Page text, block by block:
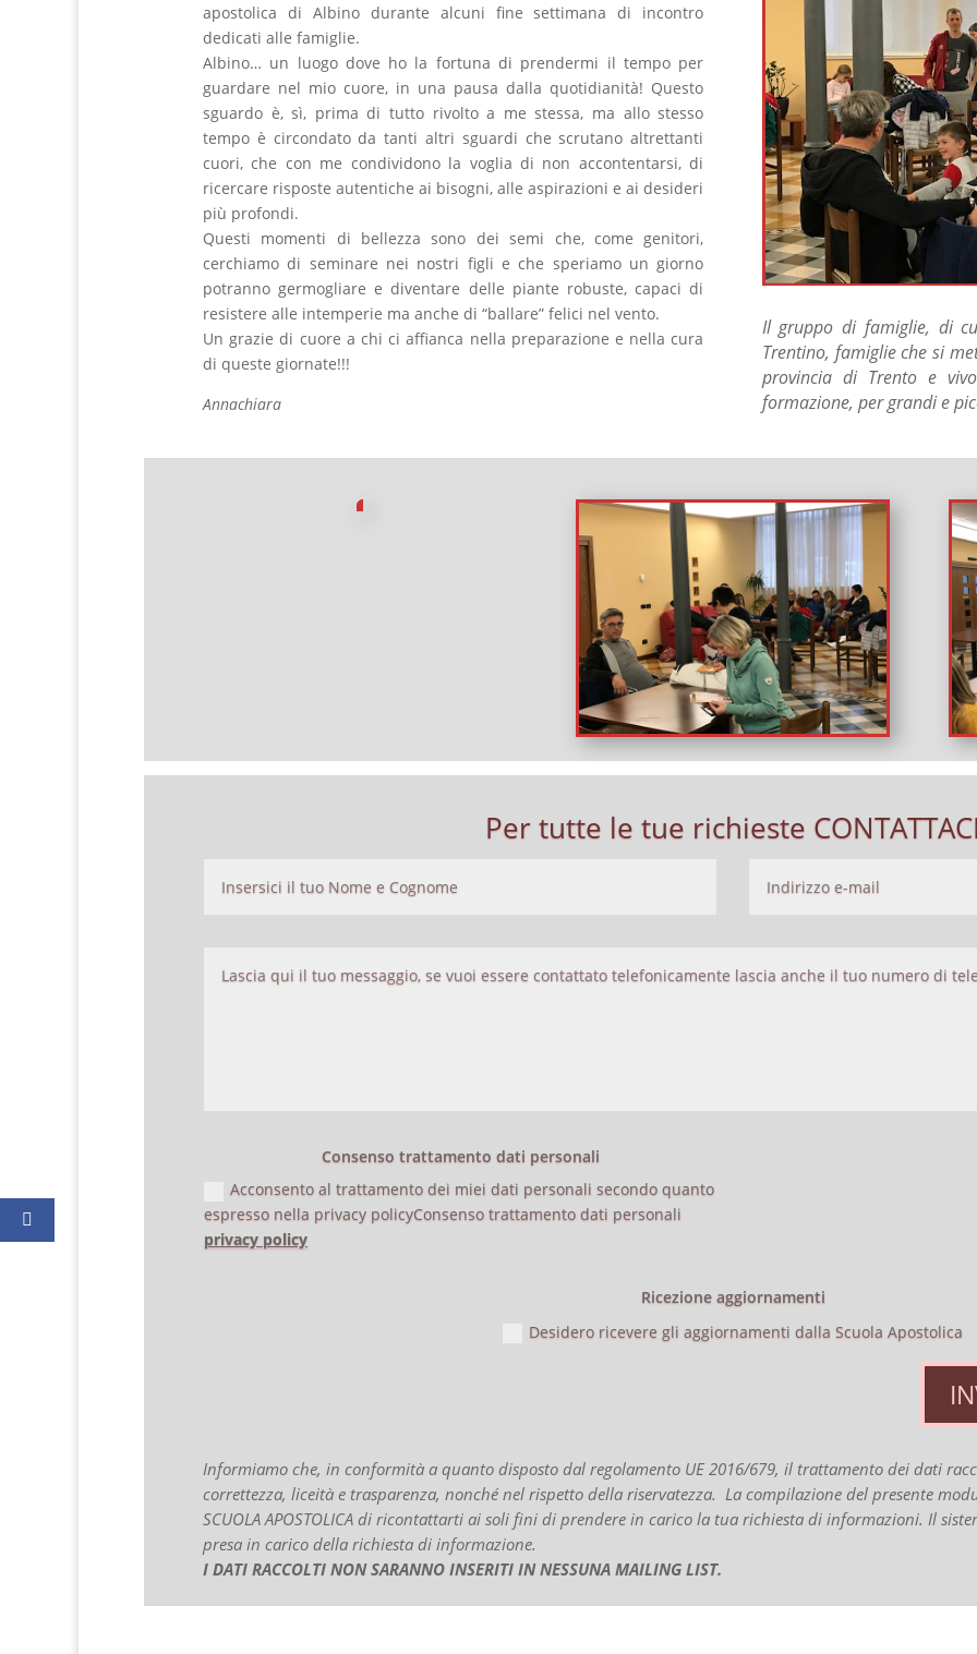
apostolica di Albino durante alcuni fine settimana di incontro
dedicati alle famiglie.
Albino… un luogo dove ho la fortuna di prendermi il tempo per
guardare nel mio cuore, in una pausa dalla quotidianità! Questo
sguardo è, sì, prima di tutto rivolto a me stessa, ma allo stesso
tempo è circondato da tanti altri sguardi che scrutano altrettanti
cuori, che con me condividono la voglia di non accontentarsi, di
ricercare risposte autentiche ai bisogni, alle aspirazioni e ai desideri
più profondi.
Questi momenti di bellezza sono dei semi che, come genitori,
cerchiamo di seminare nei nostri figli e che speriamo un giorno
potranno germogliare e diventare delle piante robuste, capaci di
resistere alle intemperie ma anche di “ballare” felici nel vento.
Un grazie di cuore a chi ci affianca nella preparazione e nella cura
di queste giornate!!!
Annachiara
Il gruppo di famiglie, di
Trentino, famiglie che si
provincia di Trento e
formazione, per grandi e
Per tutte le tue richieste
Consenso trattamento dati personali
Acconsento al trattamento dei miei dati personali secondo quanto
espresso nella privacy policyConsenso trattamento dati personali
privacy policy
Ricezione aggiornamenti
Desidero ricevere gli aggiornamenti dalla Scuola Apostolica
Informiamo che, in conformità a quanto disposto dal regolamento UE 2016/679, il trattamento dei dati
correttezza, liceità e trasparenza, nonché nel rispetto della riservatezza. La compilazione del presente
SCUOLA APOSTOLICA di ricontattarti ai soli fini di prendere in carico la tua richiesta di informazioni. Il
presa in carico della richiesta di informazione.
I DATI RACCOLTI NON SARANNO INSERITI IN NESSUNA MAILING LIST.